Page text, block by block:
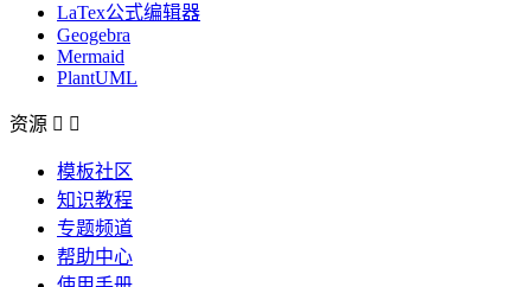
LaTex公式编辑器
Geogebra
Mermaid
PlantUML
资源  
模板社区
知识教程
专题频道
帮助中心